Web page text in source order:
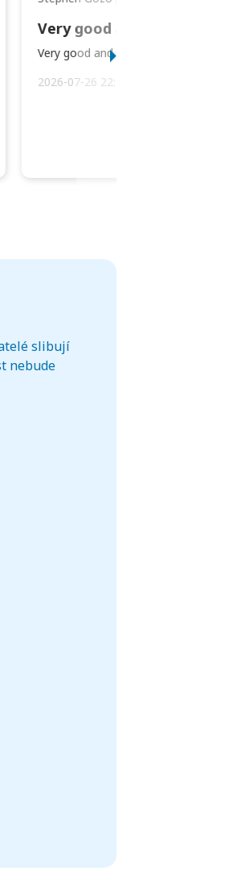
Very good and prompt service.
2026-07-26 22:43:45
slibují
nebude